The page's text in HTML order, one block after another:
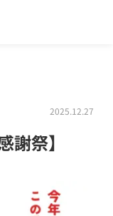
2025.12.27
謝祭】